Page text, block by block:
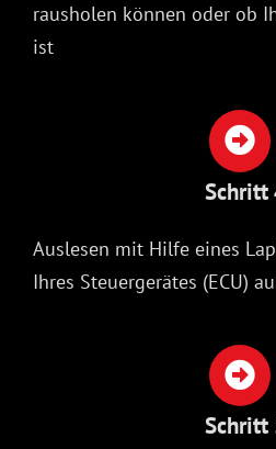
rausholen können oder ob
ist
Schritt
Auslesen mit Hilfe eines
Ihres Steuergerätes (ECU)
Schritt